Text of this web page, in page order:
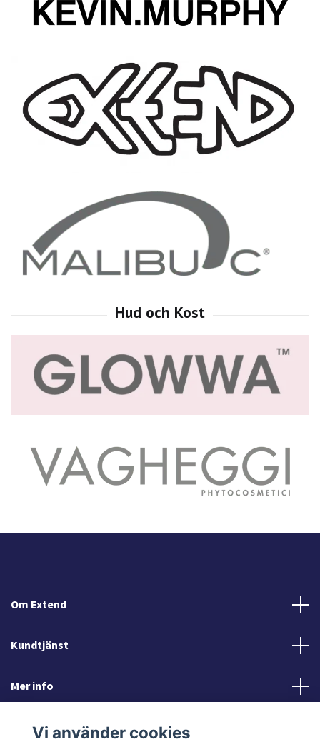
Om Extend
Kundtjänst
Mer info
Sociala medier
Vi använder cookies